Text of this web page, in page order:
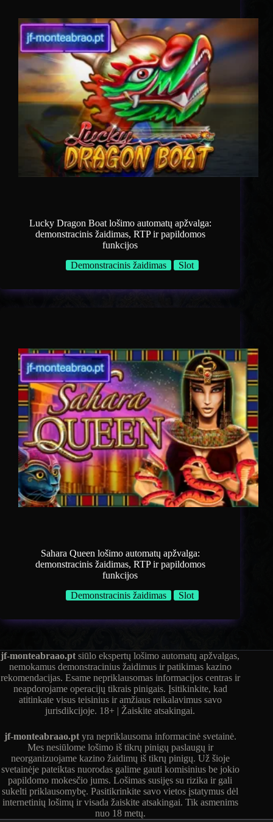
Lucky Dragon Boat lošimo automatų apžvalga:
demonstracinis žaidimas, RTP ir papildomos
funkcijos
Demonstracinis žaidimas
Slot
Sahara Queen lošimo automatų apžvalga:
demonstracinis žaidimas, RTP ir papildomos
funkcijos
Demonstracinis žaidimas
Slot
jf-monteabraao.pt siūlo ekspertų lošimo automatų apžvalgas,
nemokamus demonstracinius žaidimus ir patikimas kazino
rekomendacijas. Esame nepriklausomas informacijos centras ir
neapdorojame operacijų tikrais pinigais. Įsitikinkite, kad
atitinkate visus teisinius ir amžiaus reikalavimus savo
jurisdikcijoje. 18+ | Žaiskite atsakingai.
jf-monteabraao.ptyra nepriklausoma informacinė svetainė.
Mes nesiūlome lošimo iš tikrų pinigų paslaugų ir
neorganizuojame kazino žaidimų iš tikrų pinigų. Už šioje
svetainėje pateiktas nuorodas galime gauti komisinius be jokio
papildomo mokesčio jums. Lošimas susijęs su rizika ir gali
sukelti priklausomybę. Pasitikrinkite savo vietos įstatymus dėl
internetinių lošimų ir visada žaiskite atsakingai. Tik asmenims
nuo 18 metų.